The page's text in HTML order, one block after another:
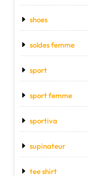
shoes
soldes femme
sport
sport femme
sportiva
supinateur
tee shirt